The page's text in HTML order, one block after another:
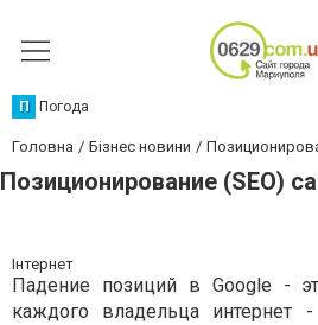
П Погода
Головна Бізнес новини
Позиционирование (SEO)
Інтернет
Падение позиций в Google -
каждого владельца интернет